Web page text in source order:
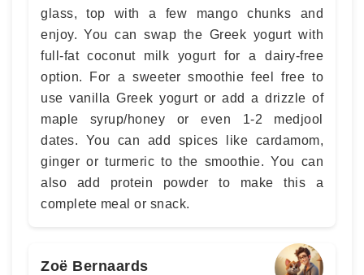
glass, top with a few mango chunks and
enjoy. You can swap the Greek yogurt with
full-fat coconut milk yogurt for a dairy-free
option. For a sweeter smoothie feel free to
use vanilla Greek yogurt or add a drizzle of
maple syrup/honey or even 1-2 medjool
dates. You can add spices like cardamom,
ginger or turmeric to the smoothie. You can
also add protein powder to make this a
complete meal or snack.
Zoë Bernaards